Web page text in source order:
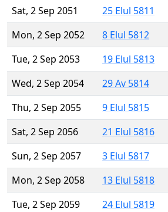
Sat, 2 Sep 2051
25 Elul 5811
Mon, 2 Sep 2052
8 Elul 5812
Tue, 2 Sep 2053
19 Elul 5813
Wed, 2 Sep 2054
29 Av 5814
Thu, 2 Sep 2055
9 Elul 5815
Sat, 2 Sep 2056
21 Elul 5816
Sun, 2 Sep 2057
3 Elul 5817
Mon, 2 Sep 2058
13 Elul 5818
Tue, 2 Sep 2059
24 Elul 5819